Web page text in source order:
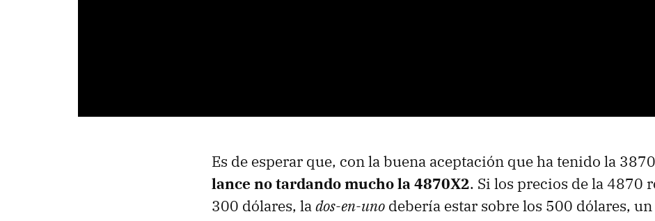
Es de esperar que, con la buena aceptación que ha tenido la
lance no tardando mucho la 4870X2. Si los precios de la 4870
300 dólares, lados-en-uno debería estar sobre los 500 dólares,